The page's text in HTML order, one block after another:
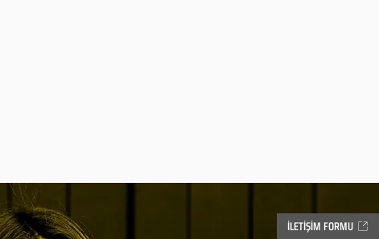
İLETİŞİM FORMU